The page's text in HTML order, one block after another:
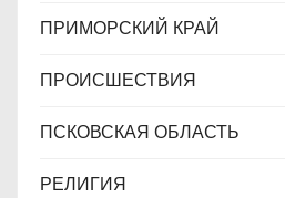
ПРИМОРСКИЙ КРАЙ
ПРОИСШЕСТВИЯ
ПСКОВСКАЯ ОБЛАСТЬ
РЕЛИГИЯ